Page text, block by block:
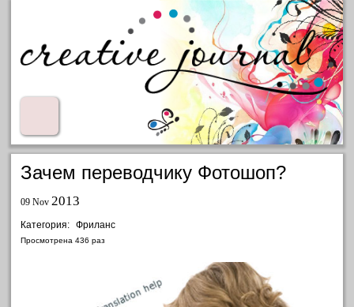
09 Nov2013
Зачем переводчику Фотошоп?
Категория: Фриланс
Просмотрена436 раз